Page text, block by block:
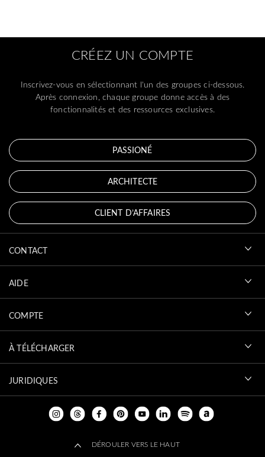
CRÉEZ UN COMPTE
Inscrivez-vous en sélectionnant l'un des groupes ci-dessous.
Après connexion, chaque groupe donne accès à des
fonctionnalités et des ressources exclusives.
PASSIONÉ
ARCHITECTE
CLIENT D’AFFAIRES
CONTACT
AIDE
COMPTE
À TÉLÉCHARGER
JURIDIQUES
DÉROULER VERS LE HAUT